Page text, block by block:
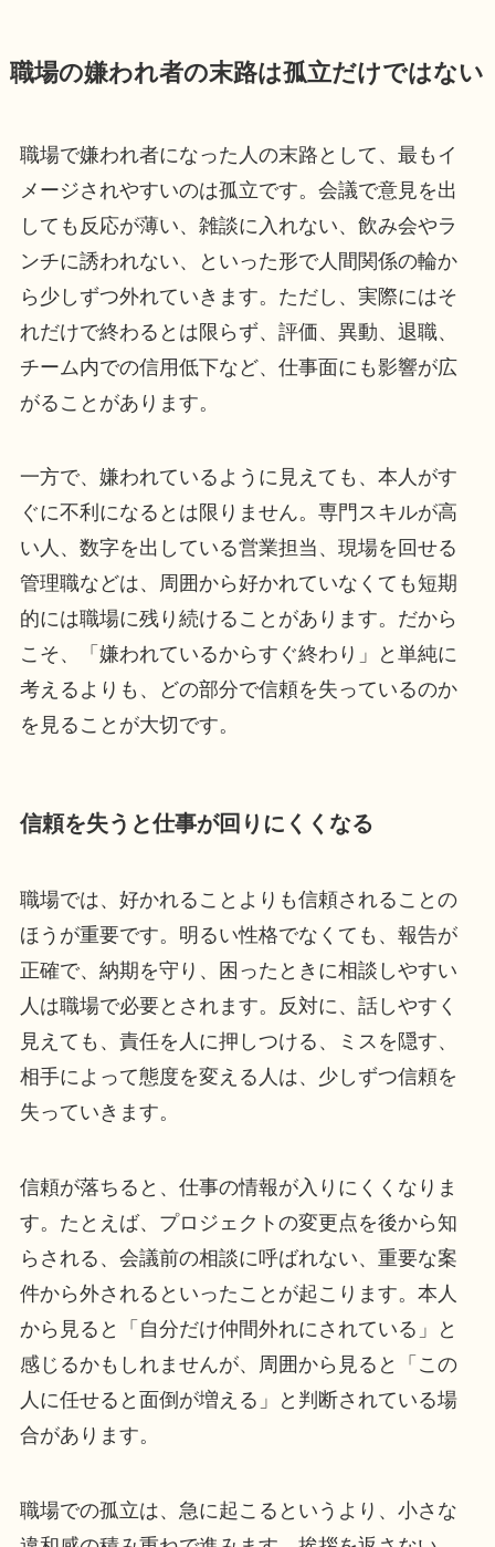
職場の嫌われ者の末路は孤立だけではない
職場で嫌われ者になった人の末路として、最もイ
メージされやすいのは孤立です。会議で意見を出
しても反応が薄い、雑談に入れない、飲み会やラ
ンチに誘われない、といった形で人間関係の輪か
ら少しずつ外れていきます。ただし、実際にはそ
れだけで終わるとは限らず、評価、異動、退職、
チーム内での信用低下など、仕事面にも影響が広
がることがあります。
一方で、嫌われているように見えても、本人がす
ぐに不利になるとは限りません。専門スキルが高
い人、数字を出している営業担当、現場を回せる
管理職などは、周囲から好かれていなくても短期
的には職場に残り続けることがあります。だから
こそ、「嫌われているからすぐ終わり」と単純に
考えるよりも、どの部分で信頼を失っているのか
を見ることが大切です。
信頼を失うと仕事が回りにくくなる
職場では、好かれることよりも信頼されることの
ほうが重要です。明るい性格でなくても、報告が
正確で、納期を守り、困ったときに相談しやすい
人は職場で必要とされます。反対に、話しやすく
見えても、責任を人に押しつける、ミスを隠す、
相手によって態度を変える人は、少しずつ信頼を
失っていきます。
信頼が落ちると、仕事の情報が入りにくくなりま
す。たとえば、プロジェクトの変更点を後から知
らされる、会議前の相談に呼ばれない、重要な案
件から外されるといったことが起こります。本人
から見ると「自分だけ仲間外れにされている」と
感じるかもしれませんが、周囲から見ると「この
人に任せると面倒が増える」と判断されている場
合があります。
職場での孤立は、急に起こるというより、小さな